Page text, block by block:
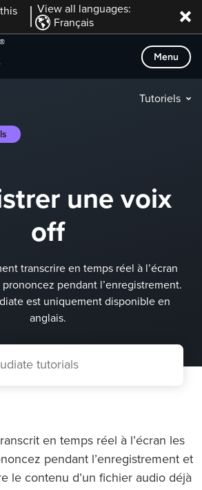
View all languages:
Français
Menu
Tutoriels
une voix
off
transcrire en temps réel à l’écran
prononcez pendant l’enregistrement.
est uniquement disponible en
anglais.
en temps réel à l’écran les
pendant l’enregistrement et
le contenu d’un fichier audio déjà